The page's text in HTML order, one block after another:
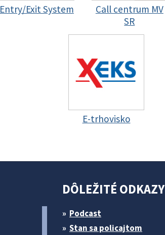
Entry/Exit System
Call centrum MV
SR
E-trhovisko
DÔLEŽITÉ ODKAZY
Podcast
Stan sa policajtom